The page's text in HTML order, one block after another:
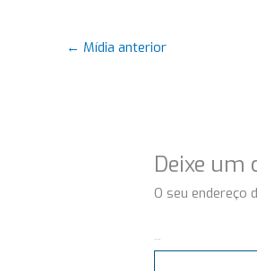
← Mídia anterior
Deixe um
O seu endereço